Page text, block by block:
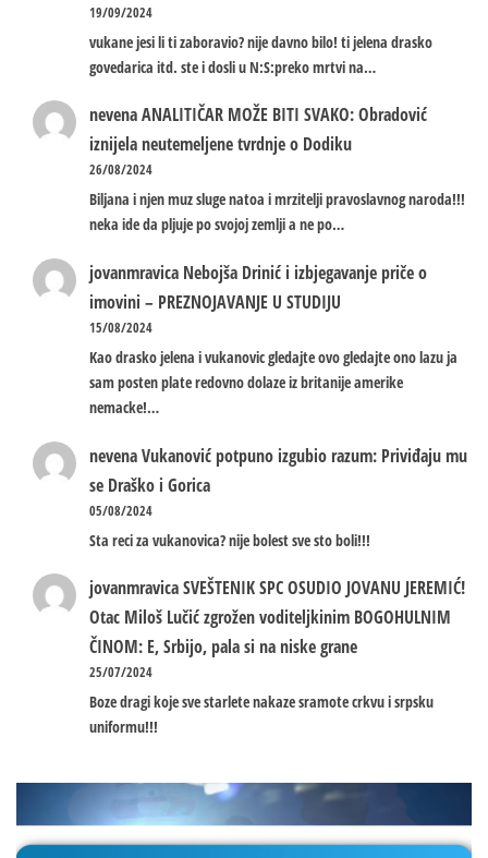
19/09/2024
vukane jesi li ti zaboravio? nije davno bilo! ti jelena drasko
govedarica itd. ste i dosli u N:S:preko mrtvi na…
nevenaANALITIČAR MOŽE BITI SVAKO: Obradović
iznijela neutemeljene tvrdnje o Dodiku
26/08/2024
Biljana i njen muz sluge natoa i mrzitelji pravoslavnog naroda!!!
neka ide da pljuje po svojoj zemlji a ne po…
jovanmravica Nebojša Drinić i izbjegavanje priče o
imovini – PREZNOJAVANJE U STUDIJU
15/08/2024
Kao drasko jelena i vukanovic gledajte ovo gledajte ono lazu ja
sam posten plate redovno dolaze iz britanije amerike
nemacke!…
nevenaVukanović potpuno izgubio razum: Priviđaju mu
se Draško i Gorica
05/08/2024
Sta reci za vukanovica? nije bolest sve sto boli!!!
jovanmravicaSVEŠTENIK SPC OSUDIO JOVANU JEREMIĆ!
Otac Miloš Lučić zgrožen voditeljkinim BOGOHULNIM
ČINOM: E, Srbijo, pala si na niske grane
25/07/2024
Boze dragi koje sve starlete nakaze sramote crkvu i srpsku
uniformu!!!